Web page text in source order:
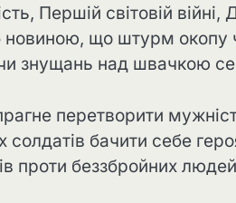
Першій світовій війні,
новиною, що штурм окопу
знущань над швачкою
перетворити
солдатів бачити себе
проти беззбройних